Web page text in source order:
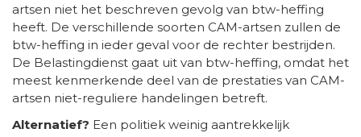
artsen niet het beschreven gevolg van btw-heffing
heeft. De verschillende soorten CAM-artsen zullen de
btw-heffing in ieder geval voor de rechter bestrijden.
De Belastingdienst gaat uit van btw-heffing, omdat het
meest kenmerkende deel van de prestaties van CAM-
artsen niet-reguliere handelingen betreft.
Alternatief? Een politiek weinig aantrekkelijk